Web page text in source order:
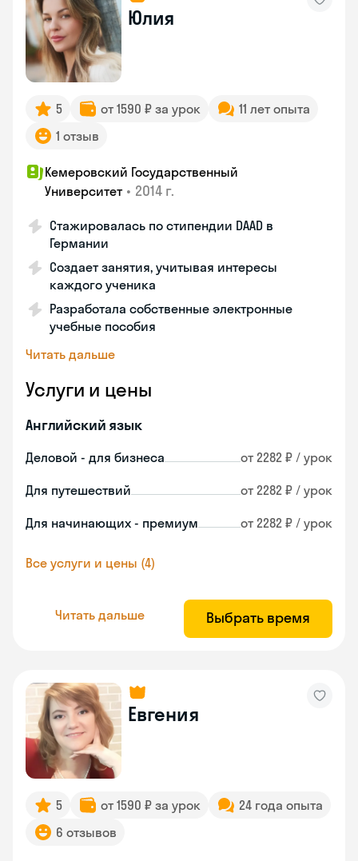
Юлия
5 от 1590 ₽ за урок
11 лет опыта
1 отзыв
Кемеровский Государственный
Университет • 2014 г.
Стажировалась по стипендии DAAD в
Германии
Создает занятия, учитывая интересы
каждого ученика
Разработала собственные электронные
учебные пособия
Читать дальше
Услуги и цены
Английский язык
Деловой - для бизнеса от 2282 ₽ / урок
Для путешествий от 2282 ₽ / урок
Для начинающих - премиум от 2282 ₽ / урок
Все услуги и цены (4)
Читать дальше Выбрать время
Евгения
5 от 1590 ₽ за урок
24 года опыта
6 отзывов